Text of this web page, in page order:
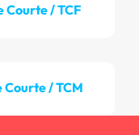
Courte / TCF
/ TCM